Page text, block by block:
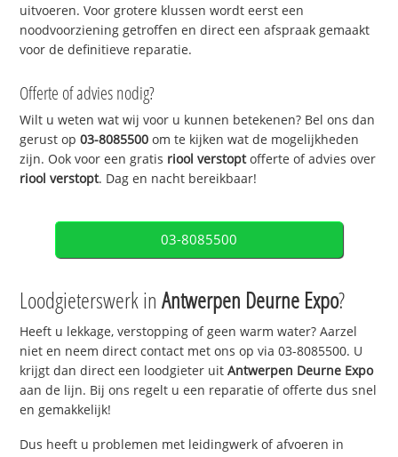
uitvoeren. Voor grotere klussen wordt eerst een
noodvoorziening getroffen en direct een afspraak gemaakt
voor de definitieve reparatie.
Offerte of advies nodig?
Wilt u weten wat wij voor u kunnen betekenen? Bel ons dan
gerust op03-8085500 om te kijken wat de mogelijkheden
zijn. Ook voor een gratis riool verstoptofferte of advies over
riool verstopt. Dag en nacht bereikbaar!
03-8085500
Loodgieterswerk inAntwerpen Deurne Expo?
Heeft u lekkage, verstopping of geen warm water? Aarzel
niet en neem direct contact met ons op via 03-8085500. U
krijgt dan direct een loodgieter uitAntwerpen Deurne Expo
aan de lijn. Bij ons regelt u een reparatie of offerte dus snel
en gemakkelijk!
Dus heeft u problemen met leidingwerk of afvoeren in